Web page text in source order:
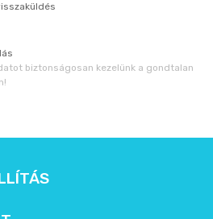
biztonságosan kezelünk a gondtalan